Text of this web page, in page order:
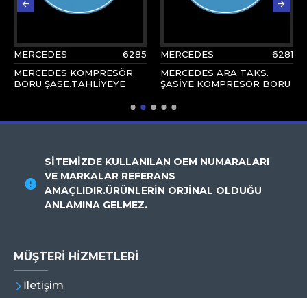
MERCEDES
6285
MERCEDES KOMPRESÖR
BORU ŞASE.TAHLİYEYE
MERCEDES
6281
MERCEDES ARA TAKS.
ŞASİYE KOMPRESÖR BORU
SİTEMİZDE KULLANILAN OEM NUMARALARI
VE MARKALAR REFERANS
AMAÇLIDIR.ÜRÜNLERİN ORJİNAL OLDUĞU
ANLAMINA GELMEZ.
MÜŞTERI HIZMETLERI
İletişim